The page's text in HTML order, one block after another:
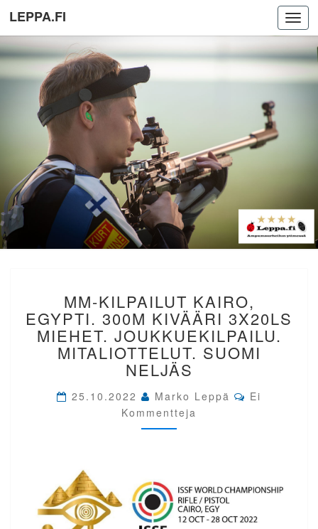
LEPPA.FI
KILPAILUT
KAIRO,
EGYPTI.
300M
KIVÄÄRI
3X20LS
JOUKKUEKILPAILU.
MITALIOTTELUT.
SUOMI
MM-KILPAILUT KAIRO,
EGYPTI. 300M KIVÄÄRI 3X20LS
MIEHET. JOUKKUEKILPAILU.
MITALIOTTELUT. SUOMI
NELJÄS
25.10.2022 Marko Leppä Comments
Ei
Kommentteja